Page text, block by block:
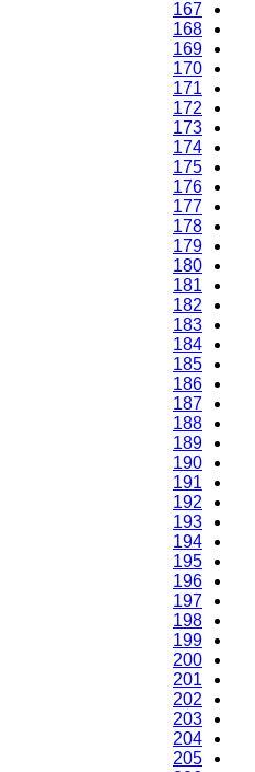
167
168
169
170
171
172
173
174
175
176
177
178
179
180
181
182
183
184
185
186
187
188
189
190
191
192
193
194
195
196
197
198
199
200
201
202
203
204
205